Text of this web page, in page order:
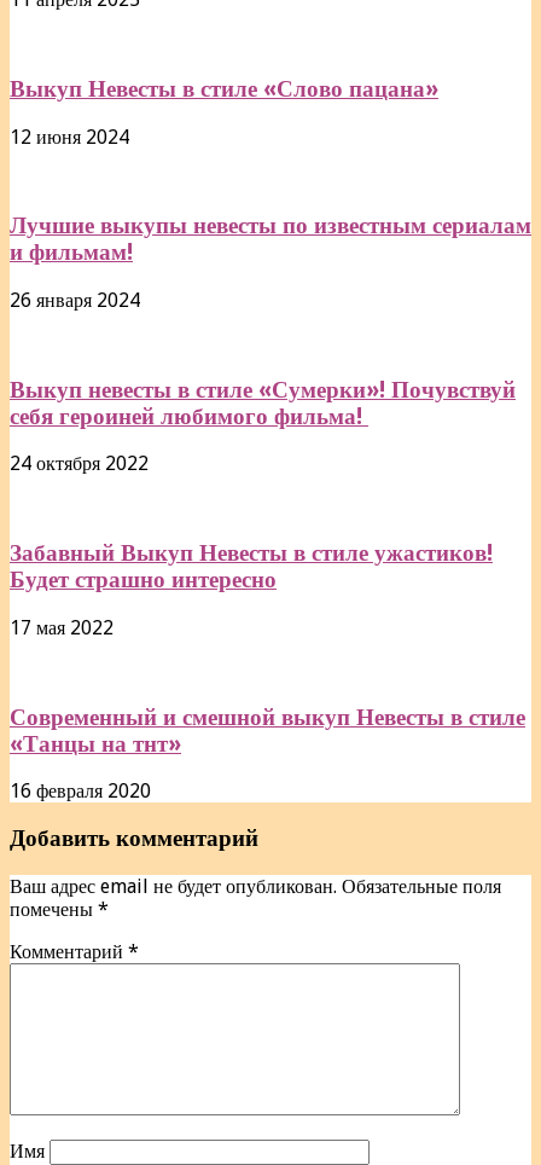
Выкуп Невесты в стиле «Слово пацана»
12 июня 2024
Лучшие выкупы невесты по известным сериалам
и фильмам!
26 января 2024
Выкуп невесты в стиле «Сумерки»! Почувствуй
себя героиней любимого фильма!
24 октября 2022
Забавный Выкуп Невесты в стиле ужастиков!
Будет страшно интересно
17 мая 2022
Современный и смешной выкуп Невесты в стиле
«Танцы на тнт»
16 февраля 2020
Добавить комментарий
Ваш адрес email не будет опубликован. Обязательные поля
помечены *
Комментарий *
Имя